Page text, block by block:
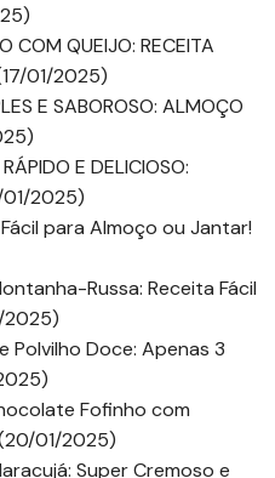
COM QUEIJO: RECEITA
01/2025)
E SABOROSO: ALMOÇO
E DELICIOSO:
01/2025)
para Almoço ou Jantar!
Russa: Receita Fácil
2025)
Polvilho Doce: Apenas 3
Fofinho com
01/2025)
Super Cremoso e